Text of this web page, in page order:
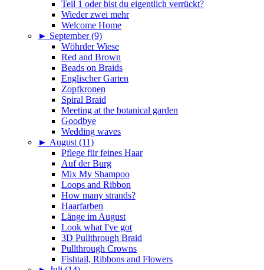
Teil 1 oder bist du eigentlich verrückt?
Wieder zwei mehr
Welcome Home
► September (9)
Wöhrder Wiese
Red and Brown
Beads on Braids
Englischer Garten
Zopfkronen
Spiral Braid
Meeting at the botanical garden
Goodbye
Wedding waves
► August (11)
Pflege für feines Haar
Auf der Burg
Mix My Shampoo
Loops and Ribbon
How many strands?
Haarfarben
Länge im August
Look what I've got
3D Pullthrough Braid
Pullthrough Crowns
Fishtail, Ribbons and Flowers